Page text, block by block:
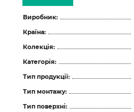
Виробник:
Країна:
Колекція:
Категорія:
Тип продукції:
Тип монтажу:
Тип поверхні: